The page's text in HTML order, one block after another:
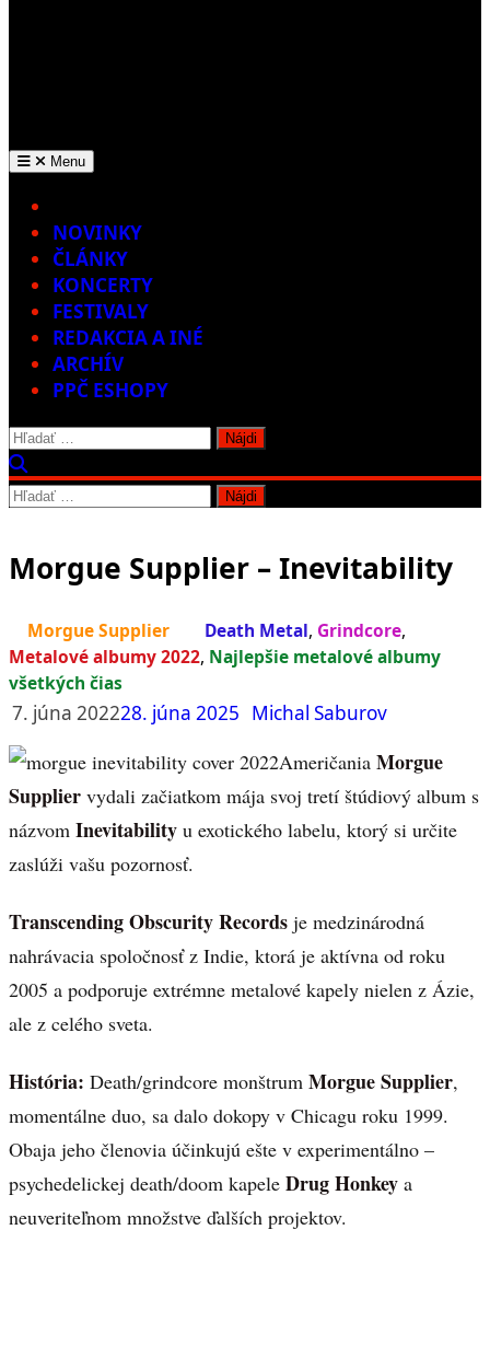
Menu
NOVINKY
ČLÁNKY
KONCERTY
FESTIVALY
REDAKCIA A INÉ
ARCHÍV
PPČ ESHOPY
Hľadať:
Hľadať:
Morgue Supplier – Inevitability
Morgue Supplier Death Metal, Grindcore,
Metalové albumy 2022, Najlepšie metalové albumy
všetkých čias
7. júna 202228. júna 2025 Michal Saburov
Američania Morgue
Supplier vydali začiatkom mája svoj tretí štúdiový album s
názvom Inevitability u exotického labelu, ktorý si určite
zaslúži vašu pozornosť.
Transcending Obscurity Records je medzinárodná
nahrávacia spoločnosť z Indie, ktorá je aktívna od roku
2005 a podporuje extrémne metalové kapely nielen z Ázie,
ale z celého sveta.
História: Death/grindcore monštrum Morgue Supplier,
momentálne duo, sa dalo dokopy v Chicagu roku 1999.
Obaja jeho členovia účinkujú ešte v experimentálno –
psychedelickej death/doom kapele Drug Honkey a
neuveriteľnom množstve ďalších projektov.